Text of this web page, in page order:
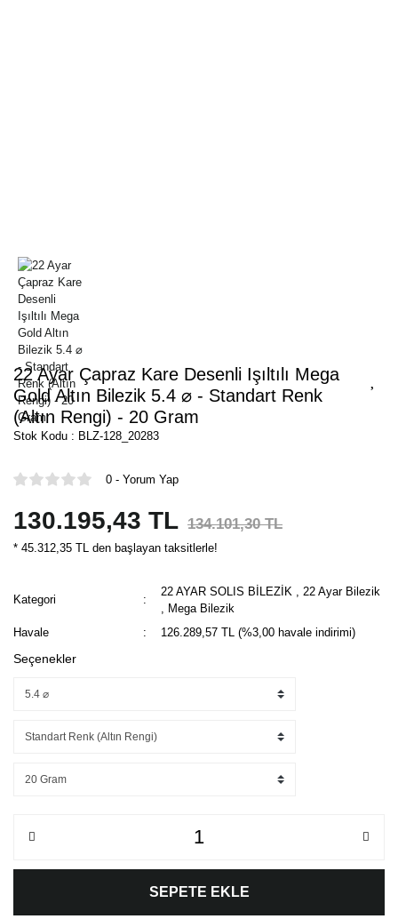
22 Ayar Çapraz Kare Desenli Işıltılı Mega
Gold Altın Bilezik 5.4 ⌀ - Standart Renk
(Altın Rengi) - 20 Gram
Stok Kodu : BLZ-128_20283
0 - Yorum Yap
130.195,43 TL 134.101,30 TL
* 45.312,35 TL den başlayan taksitlerle!
Kategori
22 AYAR SOLIS BİLEZİK
22 Ayar Bilezik
Mega Bilezik
Havale
126.289,57 TL (%3,00 havale indirimi)
Seçenekler
SEPETE EKLE